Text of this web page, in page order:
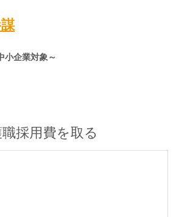
小企業対象～
採用費を取る